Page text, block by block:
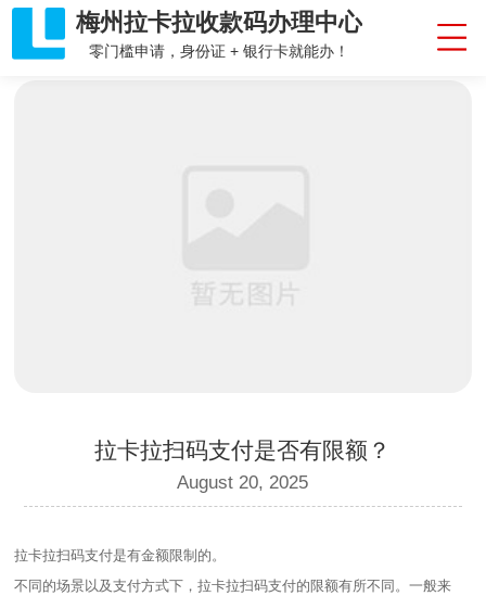
梅州拉卡拉收款码办理中心
零门槛申请，身份证 + 银行卡就能办！
拉卡拉扫码支付是否有限额？
August 20, 2025
拉卡拉扫码支付是有金额限制的。
不同的场景以及支付方式下，拉卡拉扫码支付的限额有所不同。一般来